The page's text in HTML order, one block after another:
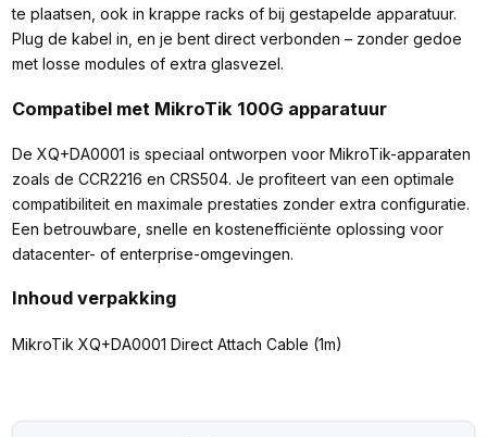
te plaatsen, ook in krappe racks of bij gestapelde apparatuur.
Plug de kabel in, en je bent direct verbonden – zonder gedoe
met losse modules of extra glasvezel.
Compatibel met MikroTik 100G apparatuur
De XQ+DA0001 is speciaal ontworpen voor MikroTik-apparaten
zoals de CCR2216 en CRS504. Je profiteert van een optimale
compatibiliteit en maximale prestaties zonder extra configuratie.
Een betrouwbare, snelle en kostenefficiënte oplossing voor
datacenter- of enterprise-omgevingen.
Inhoud verpakking
MikroTik XQ+DA0001 Direct Attach Cable (1m)